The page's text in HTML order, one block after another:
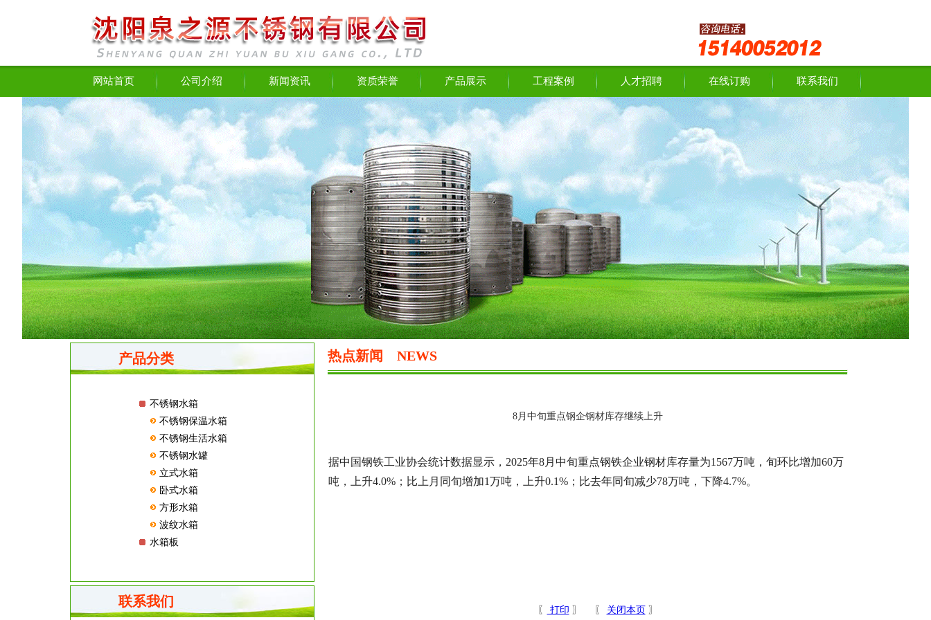
网站首页 公司介绍 新闻资讯 资质荣誉 产品展示 工程案例 人才招聘 在线订购 联系我们
产品分类
不锈钢水箱
不锈钢保温水箱
不锈钢生活水箱
不锈钢水罐
立式水箱
卧式水箱
方形水箱
波纹水箱
水箱板
联系我们
热点新闻 NEWS
8月中旬重点钢企钢材库存继续上升
据中国钢铁工业协会统计数据显示，2025年8月中旬重点钢铁企业钢材库存量为1567万吨，旬环比增加60万
吨，上升4.0%；比上月同旬增加1万吨，上升0.1%；比去年同旬减少78万吨，下降4.7%。
〖 打印 〗 〖 关闭本页 〗